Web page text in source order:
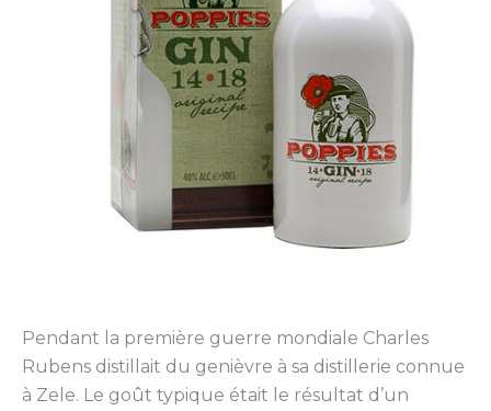
Pendant la première guerre mondiale Charles
Rubens distillait du genièvre à sa distillerie connue
à Zele. Le goût typique était le résultat d’un